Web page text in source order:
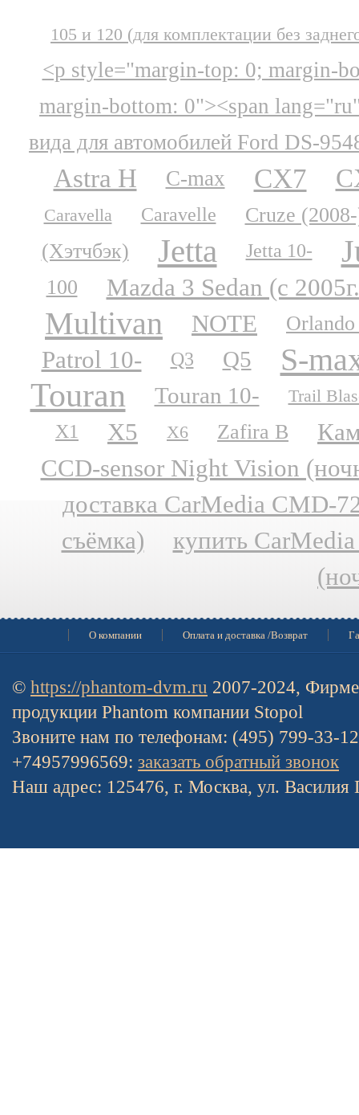
105 и 120 (для комплектации без
<p style="margin-top: 0; margin-
margin-bottom: 0"><span
вида для автомобилей Ford DS-
Astra H C-max CX7
Caravella Caravelle
Cruze
(Хэтчбэк)
Jetta Jetta 10-
100 Mazda 3 Sedan (с
Multivan NOTE
Patrol 10- Q3 Q5 S-
Touran Touran 10- Trail
X1 X5 X6 Zafira B
CCD-sensor Night Vision
доставка CarMedia CMD-
съёмка)
купить
О компании Оплата и доставка /Возврат
© https://phantom-dvm.ru 2007-2024,
продукции Phantom компании Stopol
Звоните нам по телефонам: (495) 799-33-
+74957996569: заказать обратный звонок
Наш адрес: 125476, г. Москва, ул. Василия